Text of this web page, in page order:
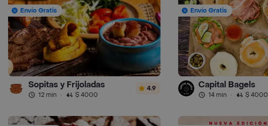
Envío Gratis
Sopitas y Frijoladas
12 min · $ 4000
4.9
Envío Gratis
Capital Bagels
14 min · $ 4000